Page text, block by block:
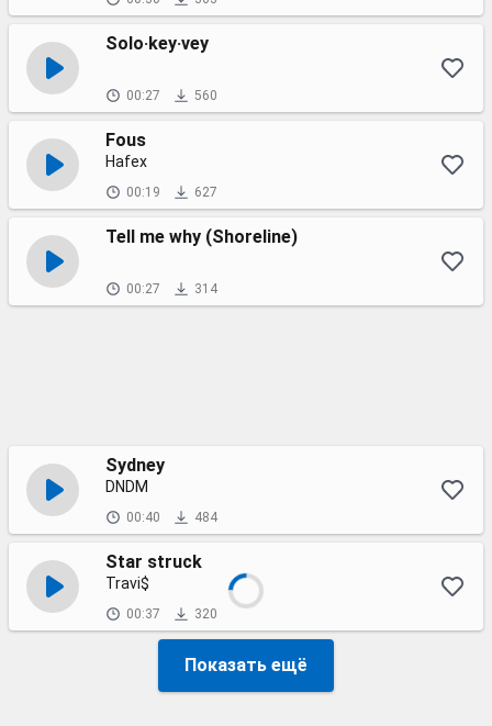
Solo·key·vey
00:27 560
Fous
Hafex
00:19 627
Tell me why (Shoreline)
00:27 314
Sydney
DNDM
00:40 484
Star struck
Travi$
00:37 320
Показать ещё